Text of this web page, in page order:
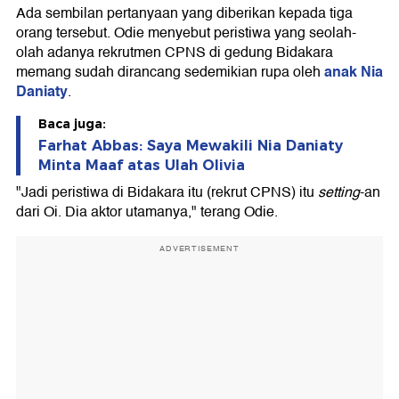
Ada sembilan pertanyaan yang diberikan kepada tiga
orang tersebut. Odie menyebut peristiwa yang seolah-
olah adanya rekrutmen CPNS di gedung Bidakara
memang sudah dirancang sedemikian rupa olehanak Nia
Daniaty.
Baca juga:
Farhat Abbas: Saya Mewakili Nia Daniaty
Minta Maaf atas Ulah Olivia
"Jadi peristiwa di Bidakara itu (rekrut CPNS) itu setting-an
dari Oi. Dia aktor utamanya," terang Odie.
ADVERTISEMENT